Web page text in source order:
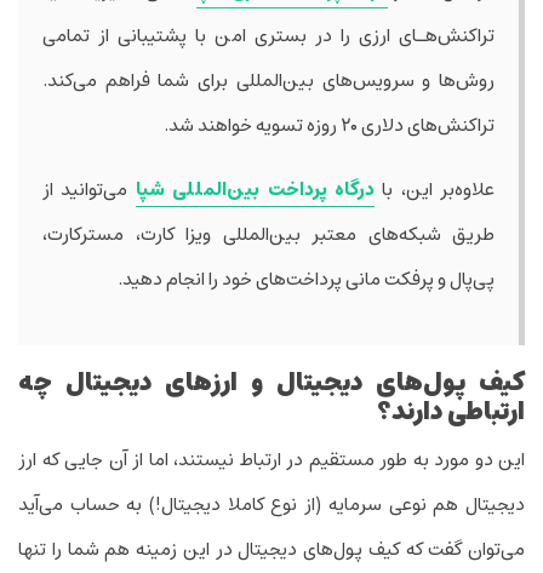
تراکنش‌هـای ارزی را در بستری امن با پشتیبانی از تمامی
روش‌ها و سرویس‌های بین‌المللی برای شما فراهم می‌کند.
تراکنش‌های دلاری ۲۰ روزه تسویه خواهند شد.
علاوه‌بر این، بادرگاه پرداخت بین‌المللی شپا می‌توانید از
طریق شبکه‌های معتبر بین‌المللی ویزا کارت، مسترکارت،
پی‌پال و پرفکت مانی پرداخت‌های خود را انجام دهید.
کیف پول‌های دیجیتال و ارز­های دیجیتال چه
ارتباطی دارند؟
این دو مورد به طور مستقیم در ارتباط نیستند، اما از آن جایی که ارز
دیجیتال هم نوعی سرمایه (از نوع کاملا دیجیتال!) به حساب می‌­آید
می‌توان گفت که کیف پول‌های دیجیتال در این زمینه هم شما را تنها